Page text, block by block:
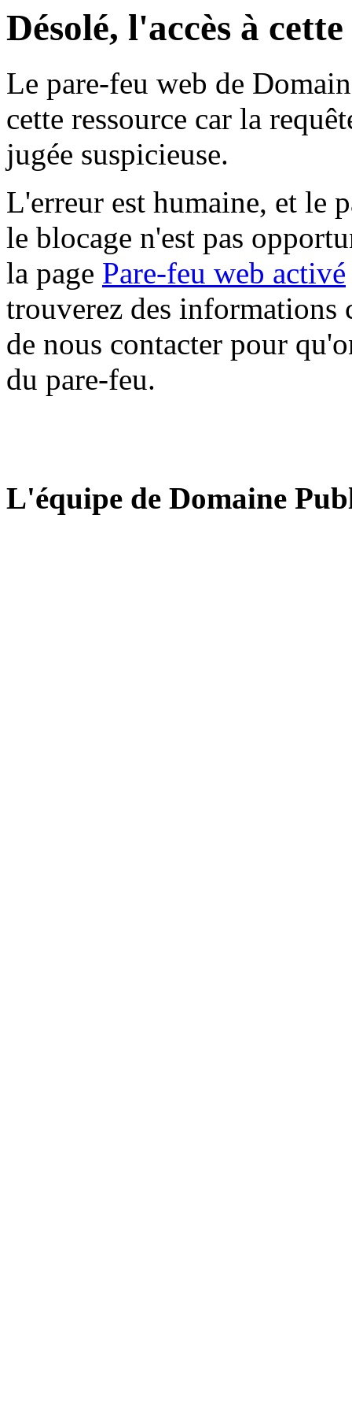
Désolé, l'accès à
Le pare-feu web de
cette ressource car la
jugée suspicieuse.
L'erreur est humaine, et le
le blocage n'est pas
la page Pare-feu web activé
trouverez des informations
de nous contacter pour
du pare-feu.
L'équipe de Domaine